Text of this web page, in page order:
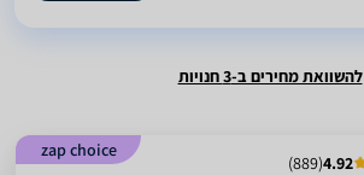
להשוואת מחירים ב-3 חנויות
zap choice
4.92
(
889
)